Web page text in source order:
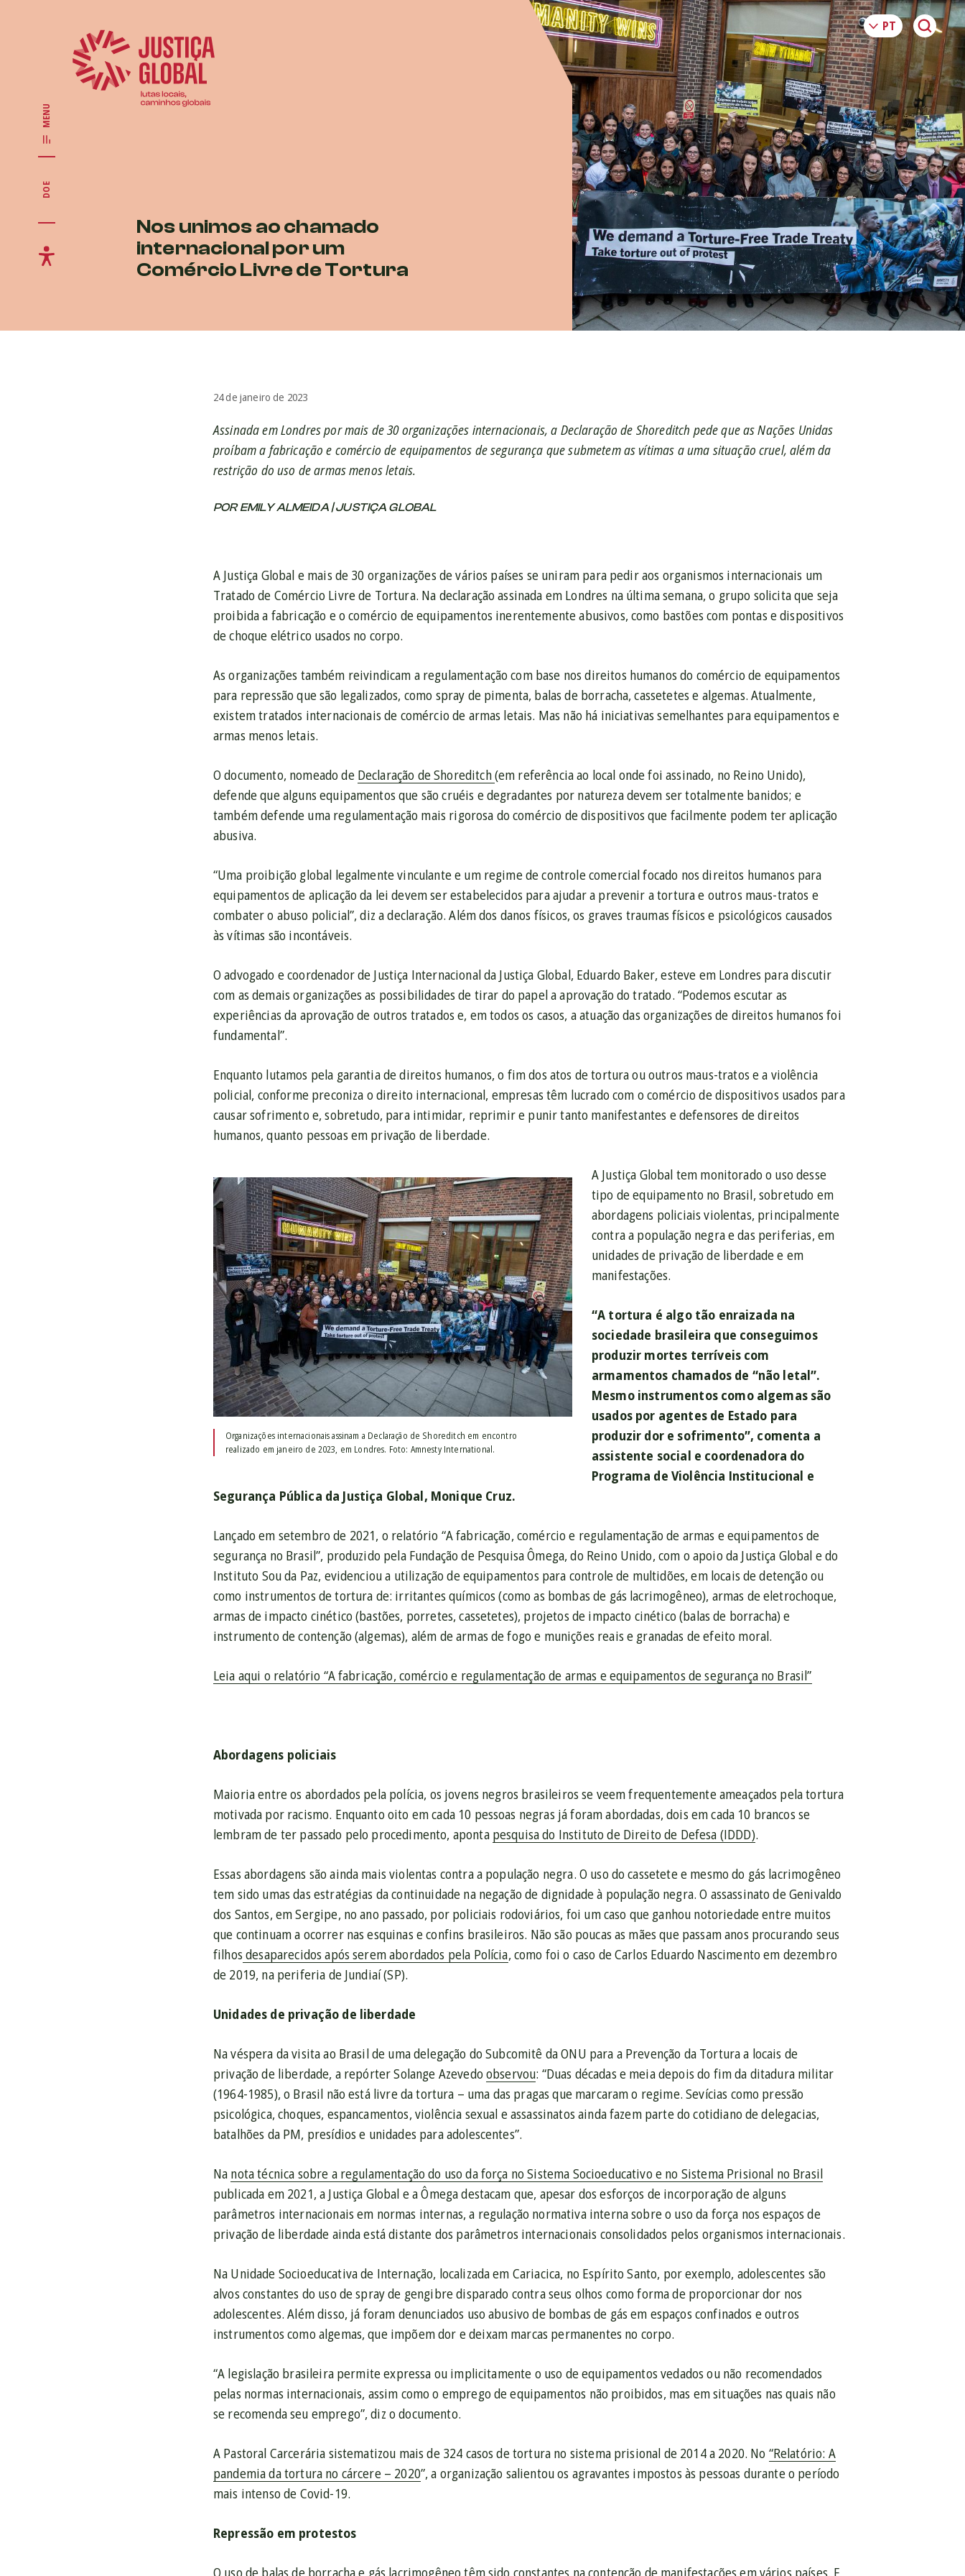
MENU
DOE
Nos unimos ao chamado
internacional por um
Comércio Livre de Tortura
24 de janeiro de 2023
Assinada em Londres por mais de 30 organizações internacionais, a Declaração de Shoreditch pede que as Nações Unidas
proíbam a fabricação e comércio de equipamentos de segurança que submetem as vítimas a uma situação cruel, além da
restrição do uso de armas menos letais.
POR EMILY ALMEIDA | JUSTIÇA GLOBAL
A Justiça Global e mais de 30 organizações de vários países se uniram para pedir aos organismos internacionais um
Tratado de Comércio Livre de Tortura. Na declaração assinada em Londres na última semana, o grupo solicita que seja
proibida a fabricação e o comércio de equipamentos inerentemente abusivos, como bastões com pontas e dispositivos
de choque elétrico usados no corpo.
As organizações também reivindicam a regulamentação com base nos direitos humanos do comércio de equipamentos
para repressão que são legalizados, como spray de pimenta, balas de borracha, cassetetes e algemas. Atualmente,
existem tratados internacionais de comércio de armas letais. Mas não há iniciativas semelhantes para equipamentos e
armas menos letais.
O documento, nomeado de Declaração de Shoreditch(em referência ao local onde foi assinado, no Reino Unido),
defende que alguns equipamentos que são cruéis e degradantes por natureza devem ser totalmente banidos; e
também defende uma regulamentação mais rigorosa do comércio de dispositivos que facilmente podem ter aplicação
abusiva.
“Uma proibição global legalmente vinculante e um regime de controle comercial focado nos direitos humanos para
equipamentos de aplicação da lei devem ser estabelecidos para ajudar a prevenir a tortura e outros maus-tratos e
combater o abuso policial”, diz a declaração. Além dos danos físicos, os graves traumas físicos e psicológicos causados
às vítimas são incontáveis.
O advogado e coordenador de Justiça Internacional da Justiça Global, Eduardo Baker, esteve em Londres para discutir
com as demais organizações as possibilidades de tirar do papel a aprovação do tratado. “Podemos escutar as
experiências da aprovação de outros tratados e, em todos os casos, a atuação das organizações de direitos humanos foi
fundamental”.
Enquanto lutamos pela garantia de direitos humanos, o fim dos atos de tortura ou outros maus-tratos e a violência
policial, conforme preconiza o direito internacional, empresas têm lucrado com o comércio de dispositivos usados para
causar sofrimento e, sobretudo, para intimidar, reprimir e punir tanto manifestantes e defensores de direitos
humanos, quanto pessoas em privação de liberdade.
Organizações internacionais assinam a Declaração de Shoreditch em encontro
realizado em janeiro de 2023, em Londres. Foto: Amnesty International.
A Justiça Global tem monitorado o uso desse
tipo de equipamento no Brasil, sobretudo em
abordagens policiais violentas, principalmente
contra a população negra e das periferias, em
unidades de privação de liberdade e em
manifestações.
“A tortura é algo tão enraizada na
sociedade brasileira que conseguimos
produzir mortes terríveis com
armamentos chamados de “não letal”.
Mesmo instrumentos como algemas são
usados por agentes de Estado para
produzir dor e sofrimento”, comenta a
assistente social e coordenadora do
Programa de Violência Institucional e
Segurança Pública da Justiça Global, Monique Cruz.
Lançado em setembro de 2021, o relatório “A fabricação, comércio e regulamentação de armas e equipamentos de
segurança no Brasil”, produzido pela Fundação de Pesquisa Ômega, do Reino Unido, com o apoio da Justiça Global e do
Instituto Sou da Paz, evidenciou a utilização de equipamentos para controle de multidões, em locais de detenção ou
como instrumentos de tortura de: irritantes químicos (como as bombas de gás lacrimogêneo), armas de eletrochoque,
armas de impacto cinético (bastões, porretes, cassetetes), projetos de impacto cinético (balas de borracha) e
instrumento de contenção (algemas), além de armas de fogo e munições reais e granadas de efeito moral.
Leia aqui o relatório “A fabricação, comércio e regulamentação de armas e equipamentos de segurança no Brasil”
Abordagens policiais
Maioria entre os abordados pela polícia, os jovens negros brasileiros se veem frequentemente ameaçados pela tortura
motivada por racismo. Enquanto oito em cada 10 pessoas negras já foram abordadas, dois em cada 10 brancos se
lembram de ter passado pelo procedimento, aponta pesquisa do Instituto de Direito de Defesa (IDDD).
Essas abordagens são ainda mais violentas contra a população negra. O uso do cassetete e mesmo do gás lacrimogêneo
tem sido umas das estratégias da continuidade na negação de dignidade à população negra. O assassinato de Genivaldo
dos Santos, em Sergipe, no ano passado, por policiais rodoviários, foi um caso que ganhou notoriedade entre muitos
que continuam a ocorrer nas esquinas e confins brasileiros. Não são poucas as mães que passam anos procurando seus
filhos desaparecidos após serem abordados pela Polícia, como foi o caso de Carlos Eduardo Nascimento em dezembro
de 2019, na periferia de Jundiaí (SP).
Unidades de privação de liberdade
Na véspera da visita ao Brasil de uma delegação do Subcomitê da ONU para a Prevenção da Tortura a locais de
privação de liberdade, a repórter Solange Azevedoobservou: “Duas décadas e meia depois do fim da ditadura militar
(1964-1985), o Brasil não está livre da tortura – uma das pragas que marcaram o regime. Sevícias como pressão
psicológica, choques, espancamentos, violência sexual e assassinatos ainda fazem parte do cotidiano de delegacias,
batalhões da PM, presídios e unidades para adolescentes”.
Na nota técnica sobre a regulamentação do uso da força no Sistema Socioeducativo e no Sistema Prisional no Brasil
publicada em 2021, a Justiça Global e a Ômega destacam que, apesar dos esforços de incorporação de alguns
parâmetros internacionais em normas internas, a regulação normativa interna sobre o uso da força nos espaços de
privação de liberdade ainda está distante dos parâmetros internacionais consolidados pelos organismos internacionais.
Na Unidade Socioeducativa de Internação, localizada em Cariacica, no Espírito Santo, por exemplo, adolescentes são
alvos constantes do uso de spray de gengibre disparado contra seus olhos como forma de proporcionar dor nos
adolescentes. Além disso, já foram denunciados uso abusivo de bombas de gás em espaços confinados e outros
instrumentos como algemas, que impõem dor e deixam marcas permanentes no corpo.
“A legislação brasileira permite expressa ou implicitamente o uso de equipamentos vedados ou não recomendados
pelas normas internacionais, assim como o emprego de equipamentos não proibidos, mas em situações nas quais não
se recomenda seu emprego”, diz o documento.
A Pastoral Carcerária sistematizou mais de 324 casos de tortura no sistema prisional de 2014 a 2020. No “Relatório: A
pandemia da tortura no cárcere – 2020”, a organização salientou os agravantes impostos às pessoas durante o período
mais intenso de Covid-19.
Repressão em protestos
O uso de balas de borracha e gás lacrimogêneo têm sido constantes na contenção de manifestações em vários países. E